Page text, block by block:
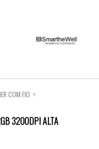
COM FIO >
3200DPI ALTA